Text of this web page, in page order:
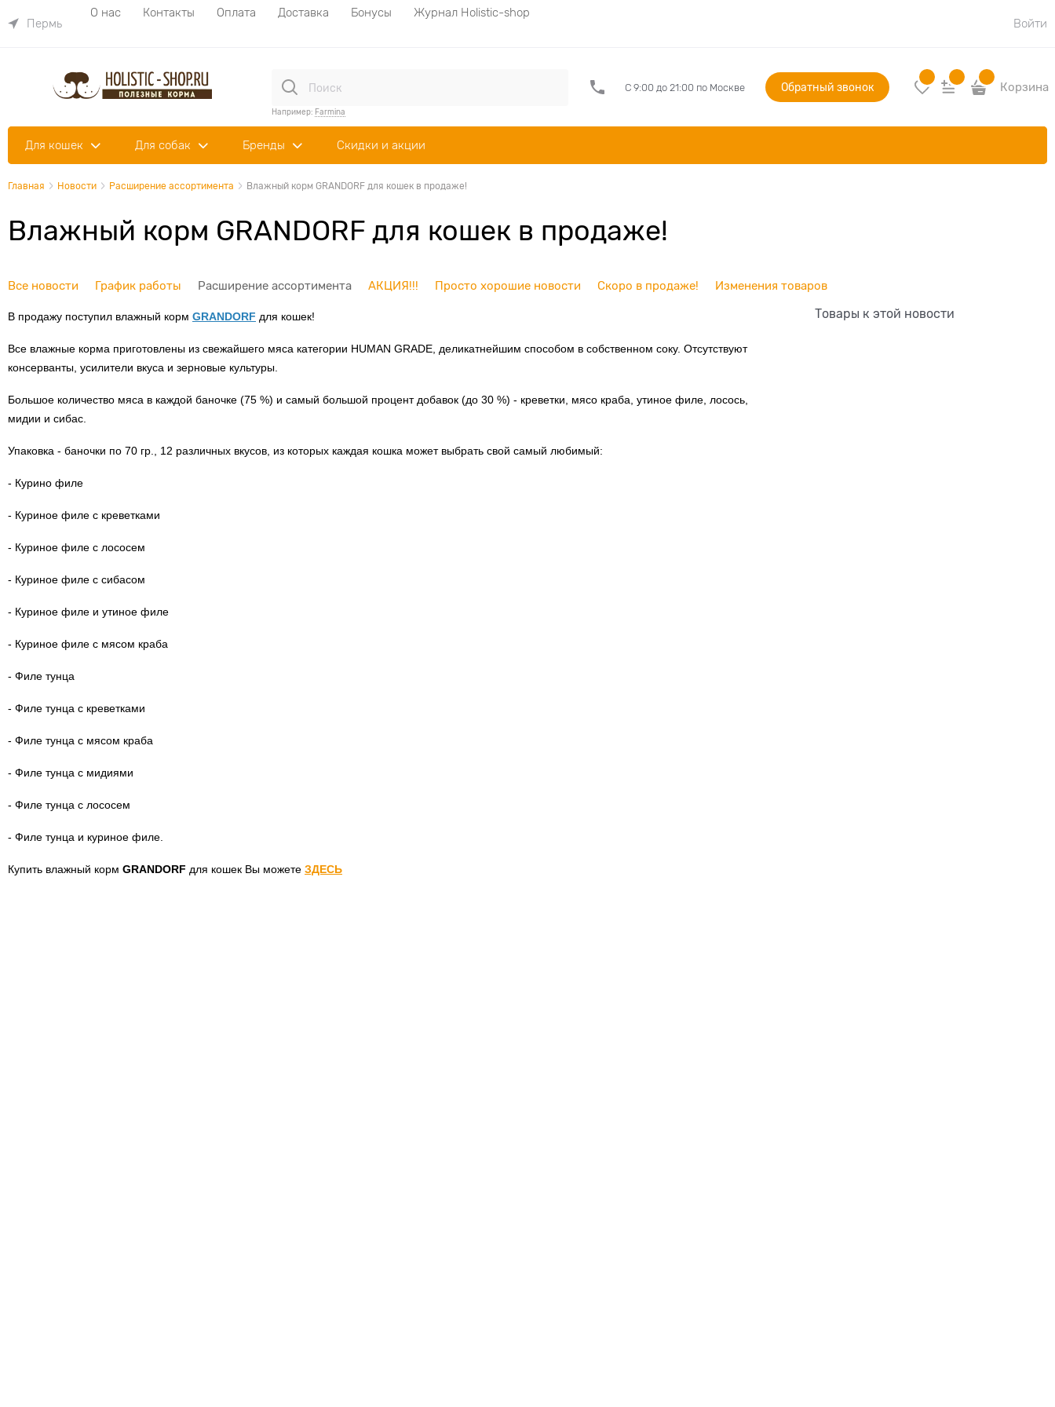
Пермь
О нас Контакты Оплата Доставка Бонусы
Журнал Holistic-shop
Войти
Например: Farmina
С 9:00 до 21:00 по Москве Обратный звонок Корзина
Для кошек Для собак Бренды Скидки и акции
Главная Новости Расширение ассортимента Влажный корм GRANDORF для кошек в продаже!
Влажный корм GRANDORF для кошек в продаже!
Все новости График работы Расширение ассортимента АКЦИЯ!!! Просто хорошие новости Скоро в продаже! Изменения товаров
В продажу поступил влажный корм GRANDORF для кошек!
Все влажные корма приготовлены из свежайшего мяса категории HUMAN GRADE, деликатнейшим способом в собственном соку. Отсутствуют
консерванты, усилители вкуса и зерновые культуры.
Большое количество мяса в каждой баночке (75 %) и самый большой процент добавок (до 30 %) - креветки, мясо краба, утиное филе, лосось,
мидии и сибас.
Упаковка - баночки по 70 гр., 12 различных вкусов, из которых каждая кошка может выбрать свой самый любимый:
- Курино филе
- Куриное филе с креветками
- Куриное филе с лососем
- Куриное филе с сибасом
- Куриное филе и утиное филе
- Куриное филе с мясом краба
- Филе тунца
- Филе тунца с креветками
- Филе тунца с мясом краба
- Филе тунца с мидиями
- Филе тунца с лососем
- Филе тунца и куриное филе.
Купить влажный корм GRANDORF для кошек Вы можете ЗДЕСЬ
Товары к этой новости